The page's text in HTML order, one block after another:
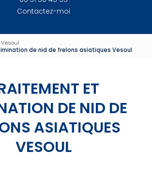
Contactez-moi
Vesoul
de nid de frelons asiatiques Vesoul
ET
DE NID DE
ASIATIQUES
VESOUL